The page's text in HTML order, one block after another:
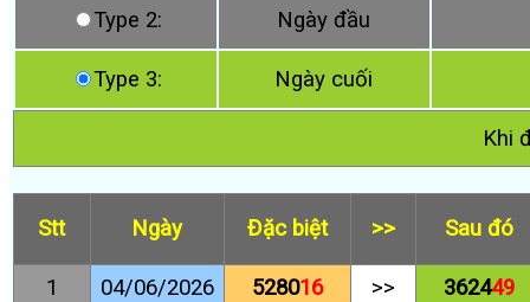
Type 2: Ngày đầu
Type 3: Ngày cuối
Khi
Stt Ngày Đặc biệt >> Sau đó
1 04/06/2026 528016 >> 362449